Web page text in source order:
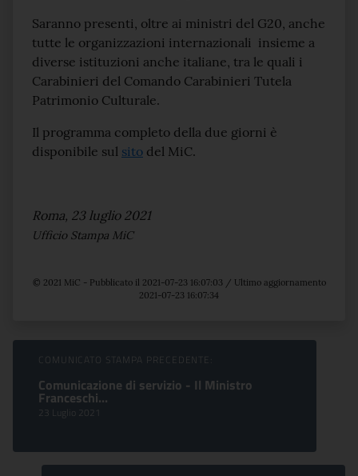
Saranno presenti, oltre ai ministri del G20, anche
tutte le organizzazioni internazionali insieme a
diverse istituzioni anche italiane, tra le quali i
Carabinieri del Comando Carabinieri Tutela
Patrimonio Culturale.
Il programma completo della due giorni è
disponibile sul sito del MiC.
Roma, 23 luglio 2021
Ufficio Stampa MiC
© 2021 MiC - Pubblicato il 2021-07-23 16:07:03 / Ultimo aggiornamento
2021-07-23 16:07:34
Sfoglia comunicati
COMUNICATO STAMPA PRECEDENTE:
Comunicazione di servizio - Il Ministro
Franceschi...
23 Luglio 2021